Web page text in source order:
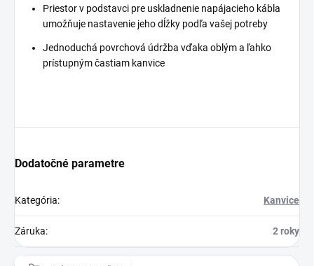
Priestor v podstavci pre uskladnenie napájacieho kábla
umožňuje nastavenie jeho dĺžky podľa vašej potreby
Jednoduchá povrchová údržba vďaka oblým a ľahko
prístupným častiam kanvice
Dodatočné parametre
Kategória: Kanvice
Záruka: 2 roky